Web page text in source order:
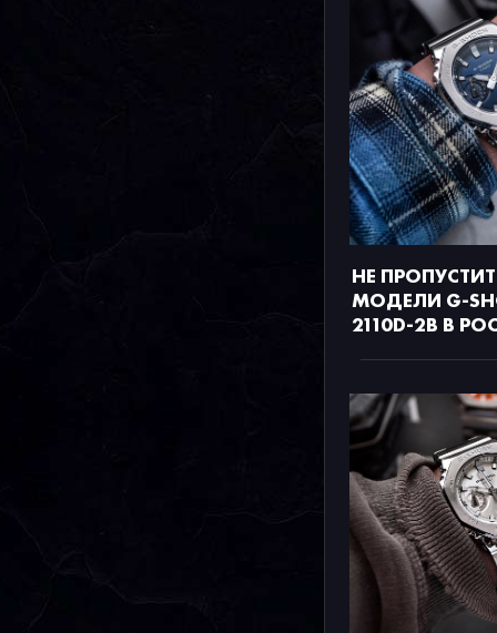
НЕ
МОДЕЛИ G-
2110D-2B В